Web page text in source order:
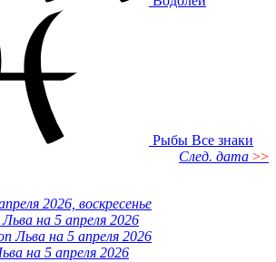
Рыбы Все знаки
След. дата >>
2026, воскресенье
на 5 апреля 2026
Льва на 5 апреля 2026
на 5 апреля 2026